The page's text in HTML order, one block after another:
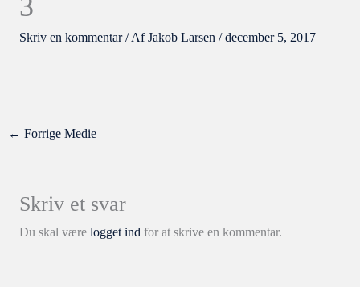
Skriv en kommentar / AfJakob Larsen /december 5, 2017
← Forrige Medie
Skriv et svar
Du skal være logget indfor at skrive en kommentar.